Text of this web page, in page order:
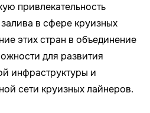
привлекательность
в сфере круизных
этих стран в объединение
для развития
инфраструктуры и
сети круизных лайнеров.